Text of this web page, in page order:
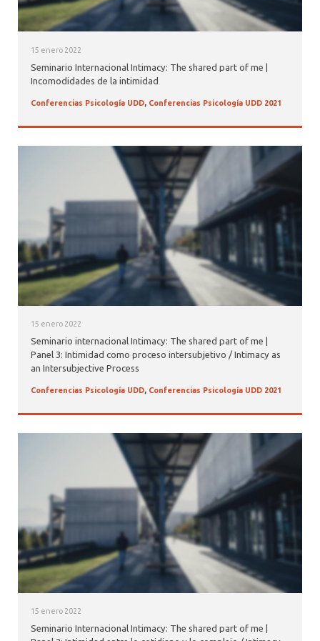
15 enero 2022
Seminario Internacional Intimacy: The shared part of me |
Incomodidades de la intimidad
Conferencias Psicología UDD, Conferencias Psicología UDD 2021
15 enero 2022
Seminario internacional Intimacy: The shared part of me |
Panel 3: Intimidad como proceso intersubjetivo / Intimacy as
an Intersubjective Process
Conferencias Psicología UDD, Conferencias Psicología UDD 2021
15 enero 2022
Seminario Internacional Intimacy: The shared part of me |